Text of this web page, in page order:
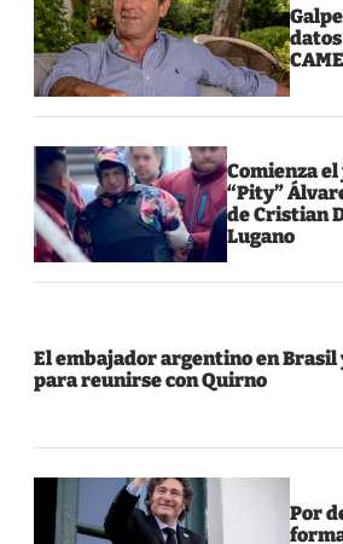
CAME
Comienza
“Pity”
de Cristian
Lugano
El embajador argentino en Brasil
para reunirse con Quirno
Por